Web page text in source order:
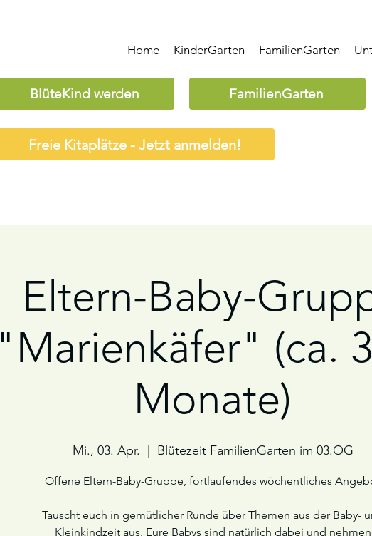
Home KinderGarten FamilienGarten
BlüteKind werden FamilienGarten
Freie Kitaplätze - Jetzt anmelden!
Eltern-Baby-
"Marienkäfer" (ca.
Monate)
Mi., 03. Apr. Blütezeit FamilienGarten im 03.OG
Offene Eltern-Baby-Gruppe, fortlaufendes wöchentliches
Tauscht euch in gemütlicher Runde über Themen aus der Baby-
Kleinkindzeit aus. Eure Babys sind natürlich dabei und nehmen